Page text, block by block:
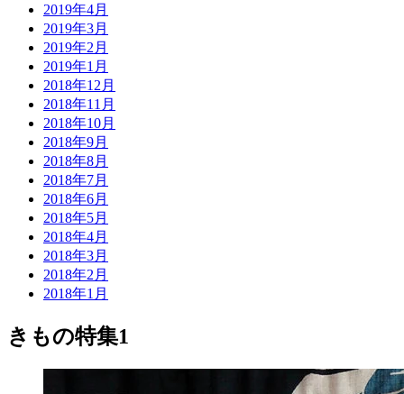
2019年4月
2019年3月
2019年2月
2019年1月
2018年12月
2018年11月
2018年10月
2018年9月
2018年8月
2018年7月
2018年6月
2018年5月
2018年4月
2018年3月
2018年2月
2018年1月
きもの特集1